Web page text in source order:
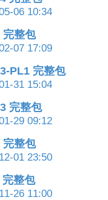
06 10:34
整包
07 17:09
PL1 完整包
31 15:04
完整包
29 09:12
整包
01 23:50
整包
26 11:00